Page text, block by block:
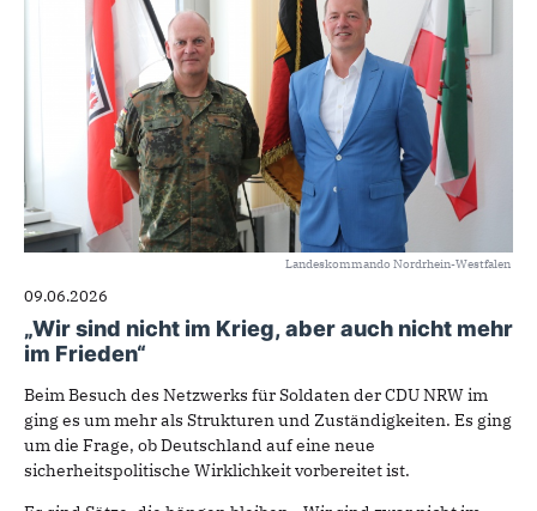
Landeskommando Nordrhein-Westfalen
09.06.2026
„Wir sind nicht im Krieg, aber auch nicht mehr
im Frieden“
Beim Besuch des Netzwerks für Soldaten der CDU NRW im
ging es um mehr als Strukturen und Zuständigkeiten. Es ging
um die Frage, ob Deutschland auf eine neue
sicherheitspolitische Wirklichkeit vorbereitet ist.